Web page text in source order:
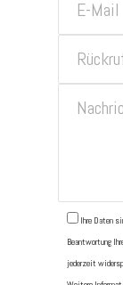
Ihre Daten
Beantwortung
jederzeit